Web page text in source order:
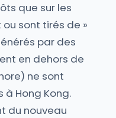
que sur les
sont tirés de »
par des
en dehors de
ne sont
Hong Kong.
du nouveau